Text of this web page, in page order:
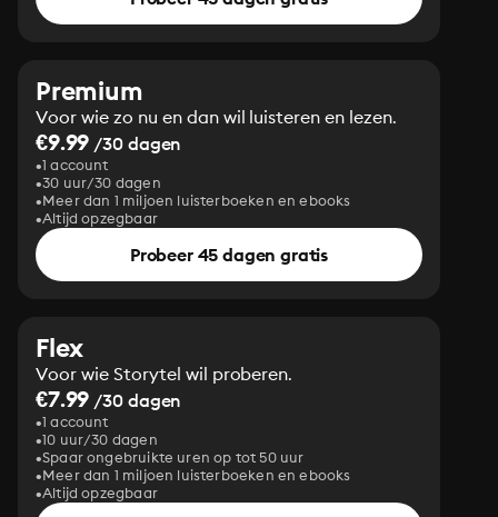
Premium
Voor wie zo nu en dan wil luisteren en lezen.
€9.99 /30 dagen
1 account
30 uur/30 dagen
Meer dan 1 miljoen luisterboeken en ebooks
Altijd opzegbaar
Probeer 45 dagen gratis
Flex
Voor wie Storytel wil proberen.
€7.99 /30 dagen
1 account
10 uur/30 dagen
Spaar ongebruikte uren op tot 50 uur
Meer dan 1 miljoen luisterboeken en ebooks
Altijd opzegbaar